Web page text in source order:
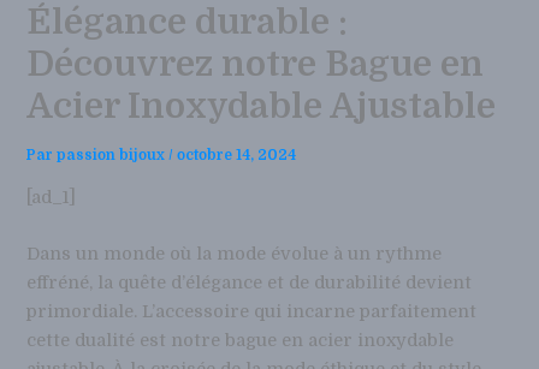
Élégance durable :
Découvrez notre Bague en
Acier Inoxydable Ajustable
Parpassion bijoux/octobre 14, 2024
[ad_1]
Dans un monde où la mode évolue à un rythme
effréné, la quête d’élégance et de durabilité devient
primordiale. L’accessoire qui incarne parfaitement
cette dualité est notre bague en acier inoxydable